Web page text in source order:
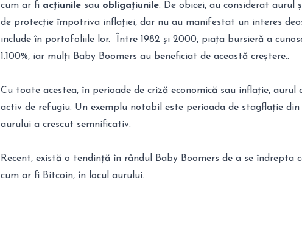
cum ar fi acțiunile sau obligațiunile. De obicei, au considerat aurul
de protecție împotriva inflației, dar nu au manifestat un interes
include în portofoliile lor. Între 1982 și 2000, piața bursieră a
1.100%, iar mulți Baby Boomers au beneficiat de această creștere..
Cu toate acestea, în perioade de criză economică sau inflație,
activ de refugiu. Un exemplu notabil este perioada de stagflație din
aurului a crescut semnificativ.
Recent, există o tendință în rândul Baby Boomers de a se îndrepta
cum ar fi Bitcoin, în locul aurului.